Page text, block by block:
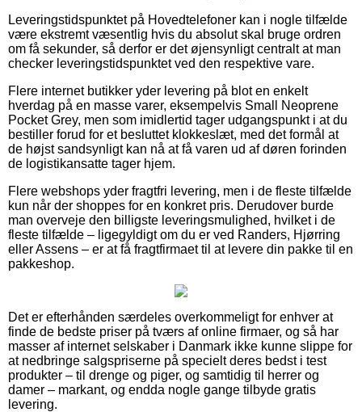
Leveringstidspunktet på Hovedtelefoner kan i nogle tilfælde
være ekstremt væsentlig hvis du absolut skal bruge ordren
om få sekunder, så derfor er det øjensynligt centralt at man
checker leveringstidspunktet ved den respektive vare.
Flere internet butikker yder levering på blot en enkelt
hverdag på en masse varer, eksempelvis Small Neoprene
Pocket Grey, men som imidlertid tager udgangspunkt i at du
bestiller forud for et besluttet klokkeslæt, med det formål at
de højst sandsynligt kan nå at få varen ud af døren forinden
de logistikansatte tager hjem.
Flere webshops yder fragtfri levering, men i de fleste tilfælde
kun når der shoppes for en konkret pris. Derudover burde
man overveje den billigste leveringsmulighed, hvilket i de
fleste tilfælde – ligegyldigt om du er ved Randers, Hjørring
eller Assens – er at få fragtfirmaet til at levere din pakke til en
pakkeshop.
Det er efterhånden særdeles overkommeligt for enhver at
finde de bedste priser på tværs af online firmaer, og så har
masser af internet selskaber i Danmark ikke kunne slippe for
at nedbringe salgspriserne på specielt deres bedst i test
produkter – til drenge og piger, og samtidig til herrer og
damer – markant, og endda nogle gange tilbyde gratis
levering.